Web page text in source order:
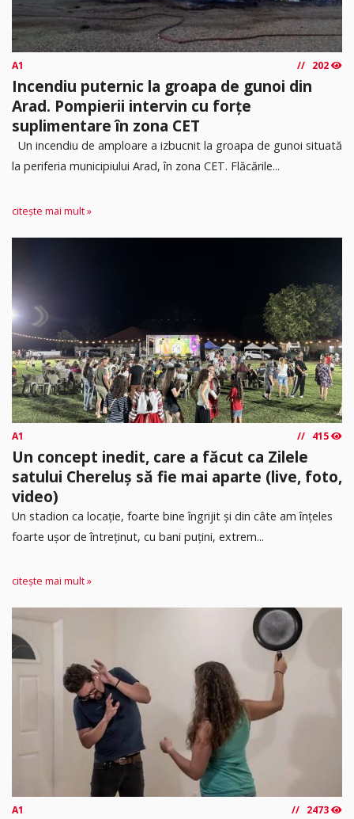
A1 202
Incendiu puternic la groapa de gunoi din
Arad. Pompierii intervin cu forțe
suplimentare în zona CET
Un incendiu de amploare a izbucnit la groapa de gunoi situată
la periferia municipiului Arad, în zona CET. Flăcările...
citește mai mult »
A1 415
Un concept inedit, care a făcut ca Zilele
satului Chereluș să fie mai aparte (live, foto,
video)
Un stadion ca locație, foarte bine îngrijit și din câte am înțeles
foarte ușor de întreținut, cu bani puțini, extrem...
citește mai mult »
A1 2473